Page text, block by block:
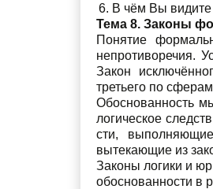
В чём Вы видите
Тема 8. Законы
Понятие
непротиворечия.
Закон
третьего по
Обоснованность
логическое
сти,
вытекающие из
Законы логики и
обоснованности в